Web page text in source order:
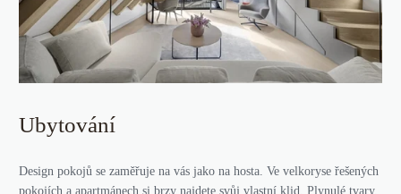
Ubytování
Design pokojů se zaměřuje na vás jako na hosta. Ve velkoryse řešených
pokojích a apartmánech si brzy najdete svůj vlastní klid. Plynulé tvary,